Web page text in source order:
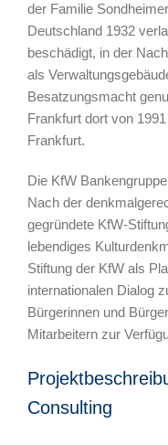
der Familie
Deutschland 1932
beschädigt, in der
als
Besatzungsmacht
Frankfurt dort von
Frankfurt.
Die KfW
Nach der
gegründete KfW-
lebendiges
Stiftung der KfW als
internationalen Dialog
Bürgerinnen und
Mitarbeitern zur
Consulting